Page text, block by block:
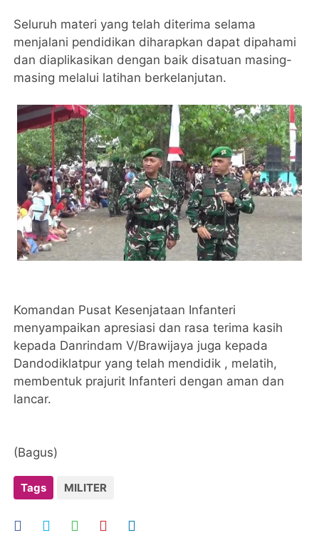
Seluruh materi yang telah diterima selama
menjalani pendidikan diharapkan dapat dipahami
dan diaplikasikan dengan baik disatuan masing-
masing melalui latihan berkelanjutan.
Komandan Pusat Kesenjataan Infanteri
menyampaikan apresiasi dan rasa terima kasih
kepada Danrindam V/Brawijaya juga kepada
Dandodiklatpur yang telah mendidik , melatih,
membentuk prajurit Infanteri dengan aman dan
lancar.
(Bagus)
Tags MILITER